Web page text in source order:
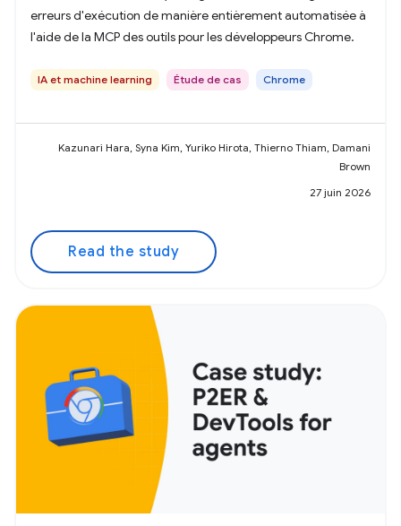
erreurs d'exécution de manière entièrement automatisée à
l'aide de la MCP des outils pour les développeurs Chrome.
IA et machine learning Étude de cas Chrome
Kazunari Hara, Syna Kim, Yuriko Hirota, Thierno Thiam, Damani
Brown
27 juin 2026
Read the study